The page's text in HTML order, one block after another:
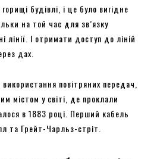
будівлі, і це було вигідне
на той час для зв’язку
лінії. І отримати доступ до ліній
дах.
повітряних передач,
містом у світі, де проклали
в 1883 році. Перший кабель
та Грейт-Чарльз-стріт.